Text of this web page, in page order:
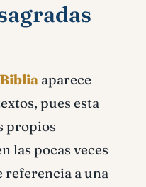
aparece
pues esta
propios
las pocas veces
referencia a una